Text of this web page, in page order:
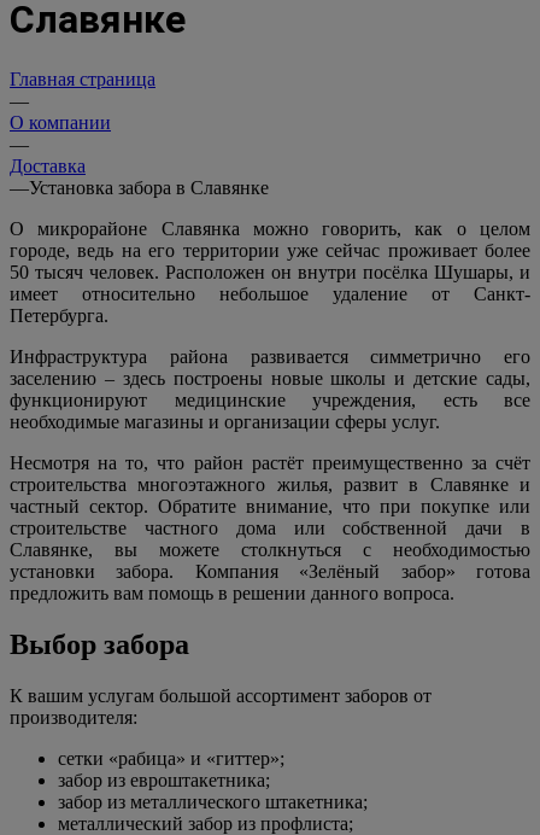
Славянке
Главная страница
—
О компании
—
Доставка
—Установка забора в Славянке
О микрорайоне Славянка можно говорить, как о целом
городе, ведь на его территории уже сейчас проживает более
50 тысяч человек. Расположен он внутри посёлка Шушары, и
имеет относительно небольшое удаление от Санкт-
Петербурга.
Инфраструктура района развивается симметрично его
заселению – здесь построены новые школы и детские сады,
функционируют медицинские учреждения, есть все
необходимые магазины и организации сферы услуг.
Несмотря на то, что район растёт преимущественно за счёт
строительства многоэтажного жилья, развит в Славянке и
частный сектор. Обратите внимание, что при покупке или
строительстве частного дома или собственной дачи в
Славянке, вы можете столкнуться с необходимостью
установки забора. Компания «Зелёный забор» готова
предложить вам помощь в решении данного вопроса.
Выбор забора
К вашим услугам большой ассортимент заборов от
производителя:
сетки «рабица» и «гиттер»;
забор из евроштакетника;
забор из металлического штакетника;
металлический забор из профлиста;